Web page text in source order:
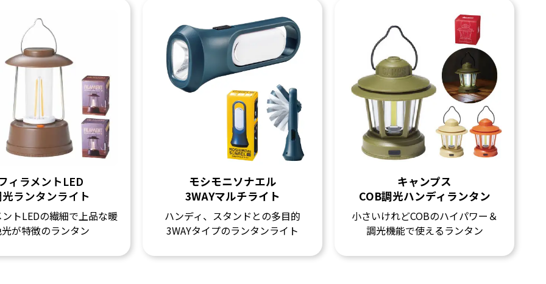
ィラメントLED
ランタンライト
トLEDの繊細で上品な暖
が特徴のランタン
モシモニソナエル
3WAYマルチライト
ハンディ、スタンドとの多目的
3WAYタイプのランタンライト
キャンプス
COB調光ハンディランタン
小さいけれどCOBのハイパワー＆
調光機能で使えるランタン